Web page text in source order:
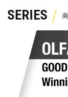
SERIES